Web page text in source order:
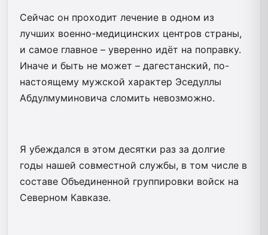
Сейчас он проходит лечение в одном из
лучших военно-медицинских центров страны,
и самое главное – уверенно идёт на поправку.
Иначе и быть не может – дагестанский, по-
настоящему мужской характер Эседуллы
Абдулмуминовича сломить невозможно.
Я убеждался в этом десятки раз за долгие
годы нашей совместной службы, в том числе в
составе Объединенной группировки войск на
Северном Кавказе.